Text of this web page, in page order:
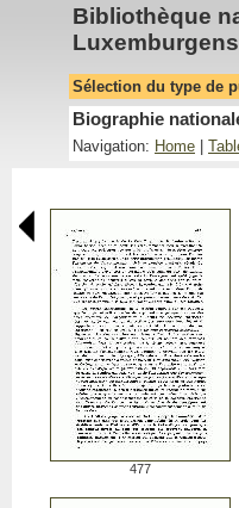
Bibliothèque
Sélection du type de
Biographie
Navigation: Home
477